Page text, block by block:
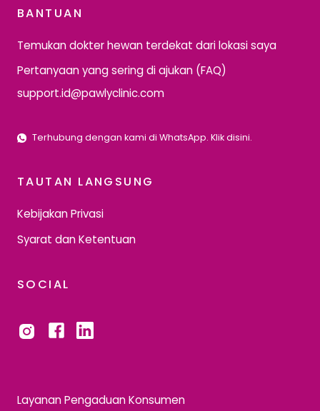
BANTUAN
Temukan dokter hewan terdekat dari lokasi saya
Pertanyaan yang sering di ajukan (FAQ)
support.id@pawlyclinic.com
Terhubung dengan kami di WhatsApp. Klik disini.
TAUTAN LANGSUNG
Kebijakan Privasi
Syarat dan Ketentuan
SOCIAL
Layanan Pengaduan Konsumen